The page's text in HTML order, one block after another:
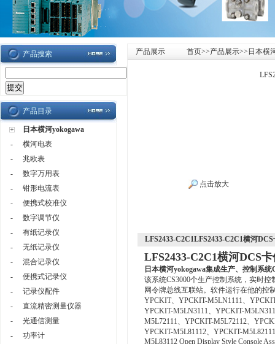
产品搜索
产品目录
日本横河yokogawa
-
横河电表
-
兆欧表
-
数字万用表
-
钳形电流表
-
便携式校准仪
-
数字调节仪
-
有纸记录仪
-
无纸记录仪
-
混合记录仪
-
便携式记录仪
-
记录仪配件
-
直流精密测量仪器
-
光通信测量
-
功率计
产品展示 首页>>产品展示>> 日本横
点击放大
LFS2433-C2C1LFS2433-C2C1横河
LFS2433-C2C1横河DCS卡
日本横河yokogawa集成生产、控制系统
该系统CS3000个生产控制系统，实时
网令牌总线互联站。软件运行在他的控
YPCKIT、YPCKIT-M5LN1111、
YPCKIT-M5LN3111、YPCKIT-
M5L72111、YPCKIT-M5L72112、
YPCKIT-M5L81112、YPCKIT-
M5L83112 Open Display Style Console